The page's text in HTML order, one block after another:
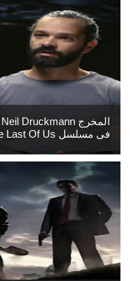
فى مسلسل The Last Of Us!